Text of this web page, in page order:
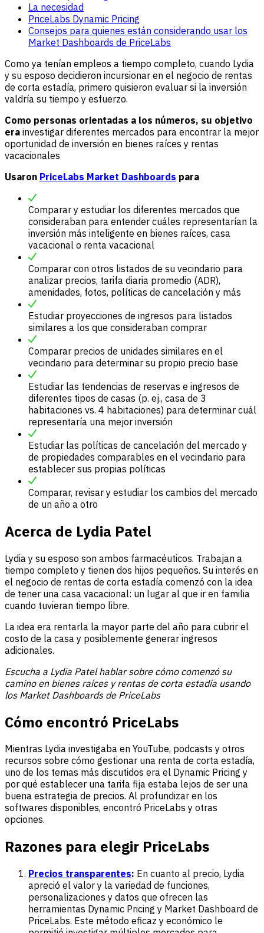
La necesidad
PriceLabs Dynamic Pricing
Consejos para quienes están considerando usar los
Market Dashboards de PriceLabs
Como ya tenían empleos a tiempo completo, cuando Lydia
y su esposo decidieron incursionar en el negocio de rentas
de corta estadía, primero quisieron evaluar si la inversión
valdría su tiempo y esfuerzo.
Como personas orientadas a los números, su objetivo
era investigar diferentes mercados para encontrar la mejor
oportunidad de inversión en bienes raíces y rentas
vacacionales
Usaron PriceLabs Market Dashboards para
Comparar y estudiar los diferentes mercados que
consideraban para entender cuáles representarían la
inversión más inteligente en bienes raíces, casa
vacacional o renta vacacional
Comparar con otros listados de su vecindario para
analizar precios, tarifa diaria promedio (ADR),
amenidades, fotos, políticas de cancelación y más
Estudiar proyecciones de ingresos para listados
similares a los que consideraban comprar
Comparar precios de unidades similares en el
vecindario para determinar su propio precio base
Estudiar las tendencias de reservas e ingresos de
diferentes tipos de casas (p. ej., casa de 3
habitaciones vs. 4 habitaciones) para determinar cuál
representaría una mejor inversión
Estudiar las políticas de cancelación del mercado y
de propiedades comparables en el vecindario para
establecer sus propias políticas
Comparar, revisar y estudiar los cambios del mercado
de un año a otro
Acerca de Lydia Patel
Lydia y su esposo son ambos farmacéuticos. Trabajan a
tiempo completo y tienen dos hijos pequeños. Su interés en
el negocio de rentas de corta estadía comenzó con la idea
de tener una casa vacacional: un lugar al que ir en familia
cuando tuvieran tiempo libre.
La idea era rentarla la mayor parte del año para cubrir el
costo de la casa y posiblemente generar ingresos
adicionales.
Escucha a Lydia Patel hablar sobre cómo comenzó su
camino en bienes raíces y rentas de corta estadía usando
los Market Dashboards de PriceLabs
Cómo encontró PriceLabs
Mientras Lydia investigaba en YouTube, podcasts y otros
recursos sobre cómo gestionar una renta de corta estadía,
uno de los temas más discutidos era el Dynamic Pricing y
por qué establecer una tarifa fija estaba lejos de ser una
buena estrategia de precios. Al profundizar en los
softwares disponibles, encontró PriceLabs y otras
opciones.
Razones para elegir PriceLabs
Precios transparentes: En cuanto al precio, Lydia
apreció el valor y la variedad de funciones,
personalizaciones y datos que ofrecen las
herramientas Dynamic Pricing y Market Dashboard de
PriceLabs. Este método eficaz y económico le